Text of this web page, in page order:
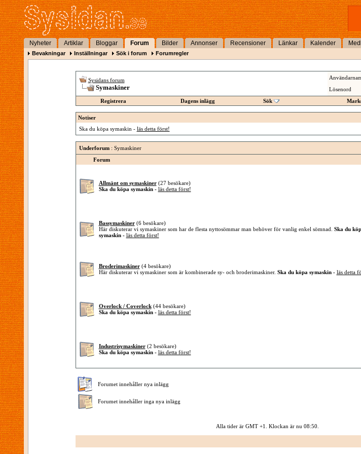
Nyheter Artiklar Bloggar Forum Bilder Annonser Recensioner Länkar Kalender
Bevakningar Inställningar Sök i forum Forumregler
Sysidans forum
Symaskiner
Lösenord
Registrera
Dagens inlägg Sök
Notiser
Ska du köpa symaskin - läs detta först!
Underforum: Symaskiner
Forum
Allmänt om symaskiner (27 besökare)
Ska du köpa symaskin - läs detta först!
Bassymaskiner (6 besökare)
Här diskuterar vi symaskiner som har de flesta nyttosömmar man behöver för vanlig enkel sömnad. Ska du
symaskin - läs detta först!
Broderimaskiner (4 besökare)
Här diskuterar vi symaskiner som är kombinerade sy- och broderimaskiner. Ska du köpa symaskin - läs detta
Overlock / Coverlock (44 besökare)
Ska du köpa symaskin - läs detta först!
Industrisymaskiner (2 besökare)
Ska du köpa symaskin - läs detta först!
Forumet innehåller nya inlägg
Forumet innehåller inga nya inlägg
Alla tider är GMT +1. Klockan är nu 08:50